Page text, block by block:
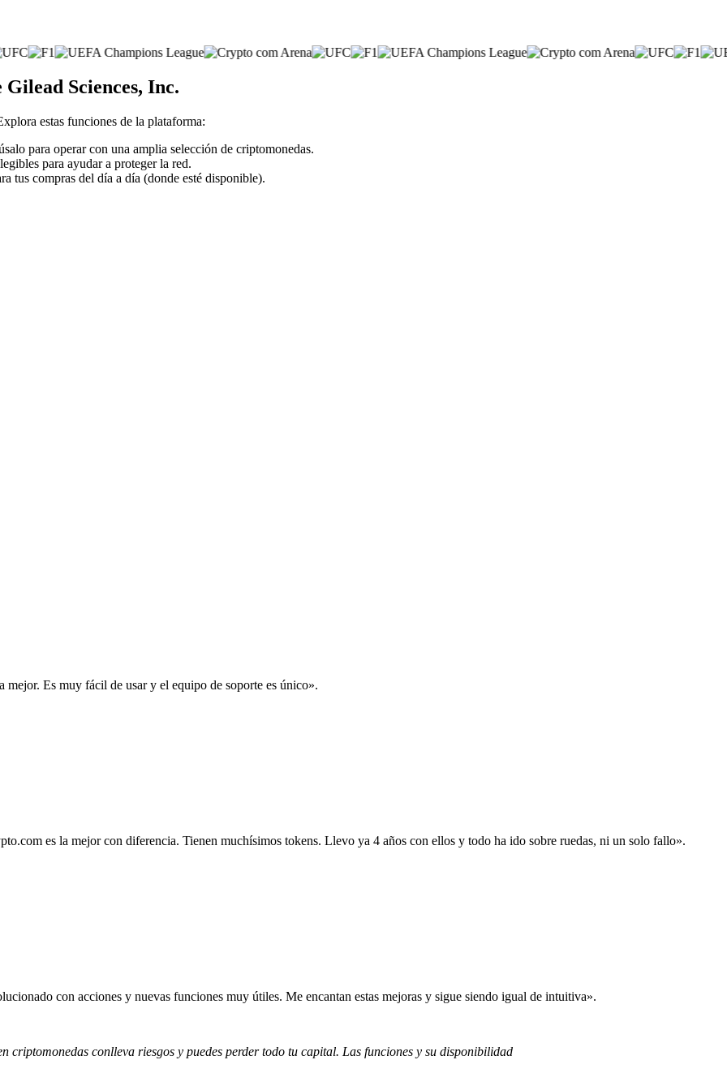
Sciences, Inc.
estas funciones de la plataforma:
para operar con una amplia selección de criptomonedas.
para ayudar a proteger la red.
tus compras del día a día (donde esté disponible).
mejor. Es muy fácil de usar y el equipo de soporte es único».
es la mejor con diferencia. Tienen muchísimos tokens. Llevo ya 4 años con ellos y todo ha ido sobre ruedas, ni un solo fallo».
con acciones y nuevas funciones muy útiles. Me encantan estas mejoras y sigue siendo igual de intuitiva».
criptomonedas conlleva riesgos y puedes perder todo tu capital. Las funciones y su disponibilidad